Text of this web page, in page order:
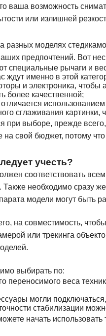
ваша возможность
или излишней
моделях
предпочтений. Вот
специальные рычаги и
именно в этой
и электроника, чтобы
более качественной;
сглаживания картинки,
при выборе, прежде
свой бюджет, потому
учесть?
соответствовать
необходимо сразу
модели могут быть
на совместимость,
или трекинга
выбирать по:
переносимого веса
могли
стабилизации
начать